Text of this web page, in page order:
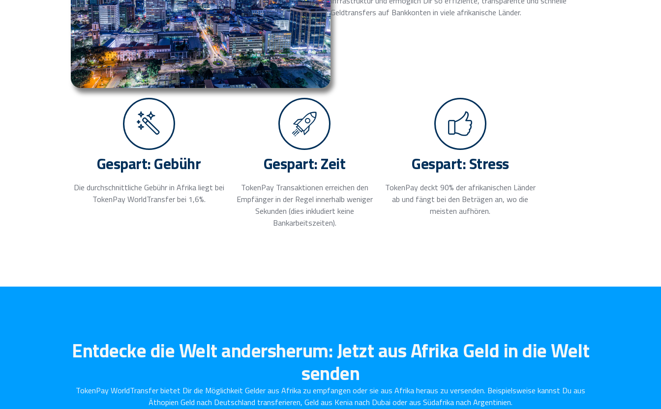
Geldtransfers auf Bankkonten in viele afrikanische Länder.
Gespart: Gebühr
Die durchschnittliche Gebühr in Afrika liegt bei
TokenPay WorldTransfer bei 1,6%.
Gespart: Zeit
TokenPay Transaktionen erreichen den
Empfänger in der Regel innerhalb weniger
Sekunden (dies inkludiert keine
Bankarbeitszeiten).
Gespart: Stress
TokenPay deckt 90% der afrikanischen Länder
ab und fängt bei den Beträgen an, wo die
meisten aufhören.
Entdecke die Welt andersherum: Jetzt aus Afrika Geld in die Welt
senden
TokenPay WorldTransfer bietet Dir die Möglichkeit Gelder aus Afrika zu empfangen oder sie aus Afrika heraus zu versenden. Beispielsweise kannst Du aus
Äthopien Geld nach Deutschland transferieren, Geld aus Kenia nach Dubai oder aus Südafrika nach Argentinien.